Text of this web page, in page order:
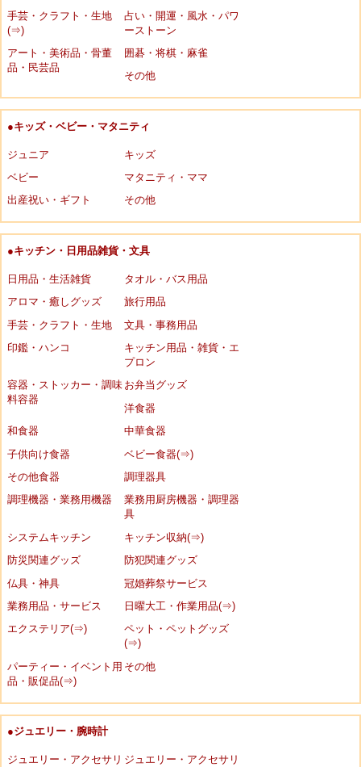
手芸・クラフト・生地
(⇒)
占い・開運・風水・パワ
ーストーン
アート・美術品・骨董
品・民芸品
囲碁・将棋・麻雀
その他
●キッズ・ベビー・マタニティ
ジュニア
キッズ
ベビー
マタニティ・ママ
出産祝い・ギフト
その他
●キッチン・日用品雑貨・文具
日用品・生活雑貨
タオル・バス用品
アロマ・癒しグッズ
旅行用品
手芸・クラフト・生地
文具・事務用品
印鑑・ハンコ
キッチン用品・雑貨・エ
プロン
容器・ストッカー・調味
料容器
お弁当グッズ
洋食器
和食器
中華食器
子供向け食器
ベビー食器(⇒)
その他食器
調理器具
調理機器・業務用機器
業務用厨房機器・調理器
具
システムキッチン
キッチン収納(⇒)
防災関連グッズ
防犯関連グッズ
仏具・神具
冠婚葬祭サービス
業務用品・サービス
日曜大工・作業用品(⇒)
エクステリア(⇒)
ペット・ペットグッズ
(⇒)
パーティー・イベント用
品・販促品(⇒)
その他
●ジュエリー・腕時計
ジュエリー・アクセサリ ジュエリー・アクセサリ